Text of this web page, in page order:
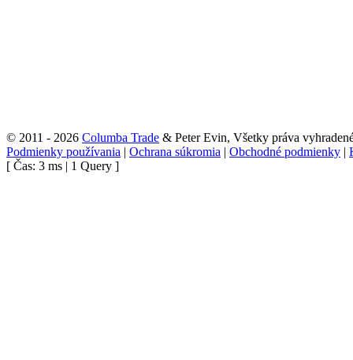
© 2011 - 2026 Columba Trade & Peter Evin, Všetky práva
Podmienky používania | Ochrana súkromia | Obchodné podmienky |
[ Čas: 3 ms | 1 Query ]